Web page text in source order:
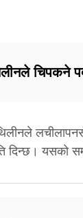
चिपकने
यसको